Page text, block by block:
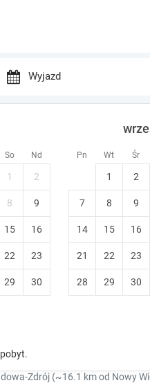
d
w
a
e
y
So Nd Pn Wt Śr
1 2
8 9
15 16
22 23
29 30
1 2
7 8 9
14 15 16
21 22 23
28 29 30
na wzgórzu |
Zdrój (~9.1 km od Nowy
Prywatna łazienka
pod Szczelincem
Zdrój (~16.1 km od Nowy